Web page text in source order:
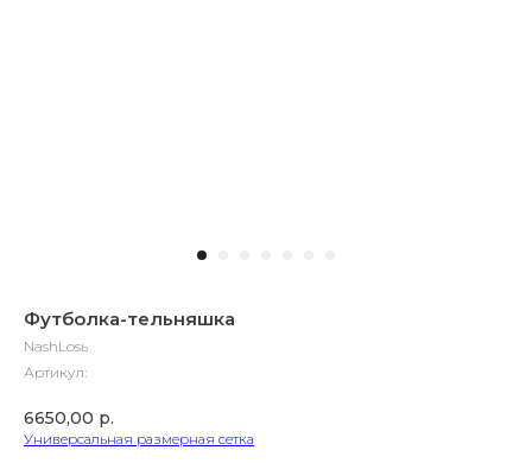
Футболка-тельняшка
NashLosь
Артикул:
6650,00 р.
Универсальная размерная сетка